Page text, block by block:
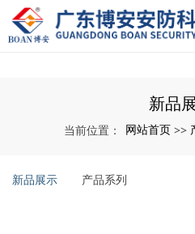
新品
当前位置： 网站首页 >>
新品展示 产品系列